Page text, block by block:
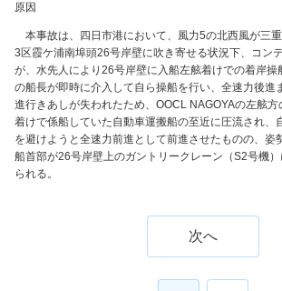
原因
本事故は、四日市港において、風力5の北西風が三
3区霞ケ浦南埠頭26号岸壁に吹き寄せる状況下、コン
が、水先人により26号岸壁に入船左舷着けでの着岸操
の船長が即時に介入して自ら操船を行い、全速力後進
進行きあしが失われたため、OOCL NAGOYAの左舷
着けで係船していた自動車運搬船の至近に圧流され、
を避けようと全速力前進として前進させたものの、姿
船首部が26号岸壁上のガントリークレーン（S2号機）
られる。
次へ